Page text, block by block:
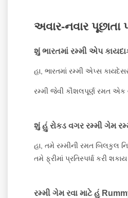
અવાર-નવાર પૂછાતા
શું ભારતમાં રમ્મી એપ
હા, ભારતમાં રમ્મી એપ્સ
રમ્મી જેવી કૌશલપૂર્ણ રમત એક
શું હું રોકડ વગર રમ્મી ગેમ
હા, તમે રમ્મીની રમત બિલકુલ
તમે ફ્રીમાં પ્રતિસ્પર્ધા કરી
રમ્મી ગેમ રવા માટે હું